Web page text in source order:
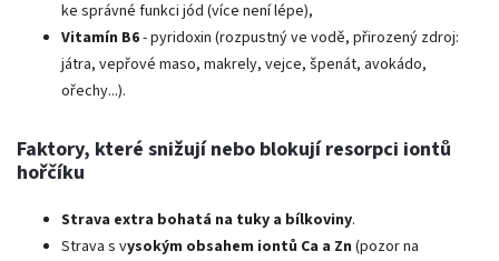
ke správné funkci jód (více není lépe),
Vitamín B6- pyridoxin (rozpustný ve vodě, přirozený zdroj:
játra, vepřové maso, makrely, vejce, špenát, avokádo,
ořechy...).
Faktory, které snižují nebo blokují resorpci iontů
hořčíku
Strava extra bohatá na tuky a bílkoviny.
Strava s vysokým obsahem iontů Ca a Zn (pozor na